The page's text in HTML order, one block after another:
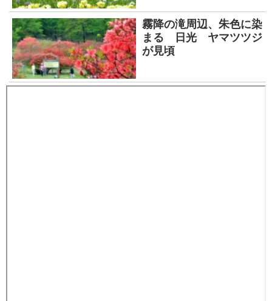
霧降の滝周辺、朱色に染
まる 日光 ヤマツツジ
が見頃